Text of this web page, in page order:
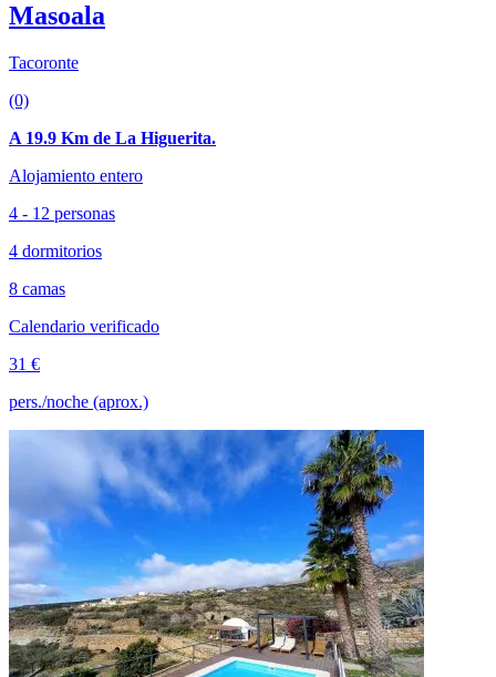
Masoala
Tacoronte
(0)
A 19.9 Km de La Higuerita.
Alojamiento entero
4 - 12 personas
4 dormitorios
8 camas
Calendario verificado
31 €
pers./noche (aprox.)